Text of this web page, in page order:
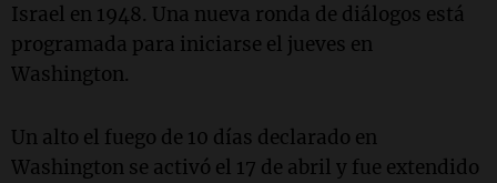
Israel en 1948. Una nueva ronda de diálogos está
programada para iniciarse el jueves en
Washington.
Un alto el fuego de 10 días declarado en
Washington se activó el 17 de abril y fue extendido